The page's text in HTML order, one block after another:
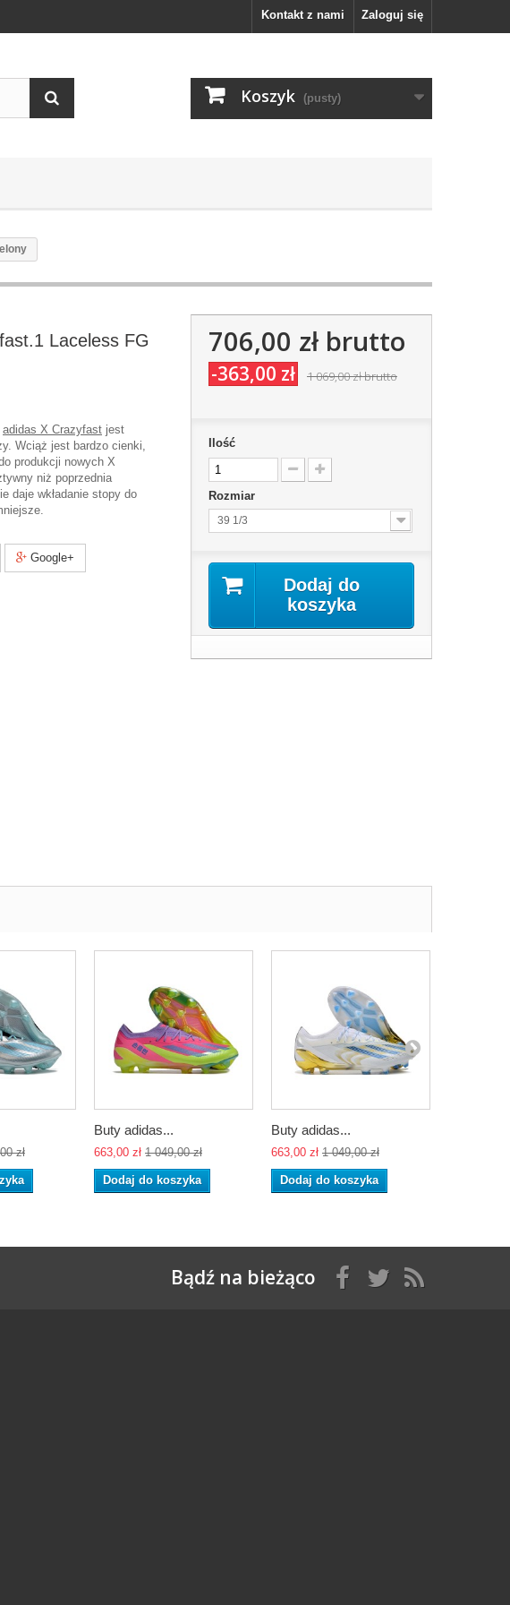
Zaloguj się
Kontakt z nami
Koszyk (pusty)
Laceless FG
adidas X Crazyfast jest
Wciąż jest bardzo cienki,
produkcji nowych X
niż poprzednia
daje wkładanie stopy do
Google+
706,00 złbrutto
-363,00 zł 1 069,00 złbrutto
Ilość
Rozmiar
39 1/3
Dodaj do
koszyka
zł
Buty adidas...
663,00 zł 1 049,00 zł
Dodaj do koszyka
Buty adidas...
663,00 zł 1 049,00 zł
Dodaj do koszyka
Bądź na bieżąco